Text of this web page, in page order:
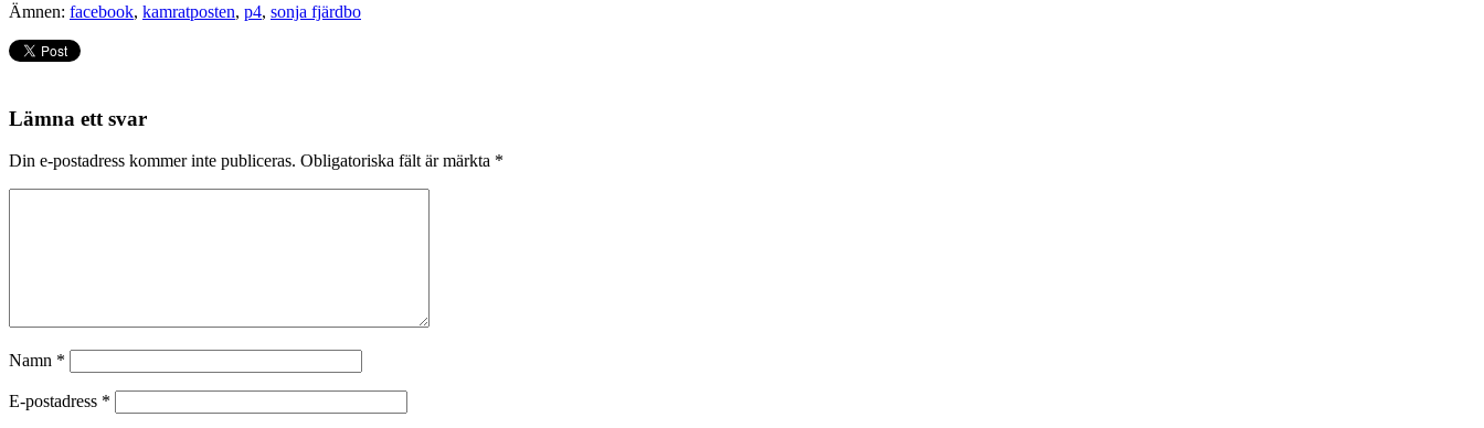
Ämnen: facebook, kamratposten, p4, sonja fjärdbo
Lämna ett svar
Din e-postadress kommer inte publiceras. Obligatoriska fält är märkta *
Namn *
E-postadress *